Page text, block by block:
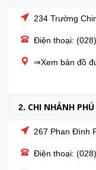
234 Trường
Điện thoại:
⇒Xem bản đồ
2. CHI NHÁNH
267 Phan Đình
Điện thoại: